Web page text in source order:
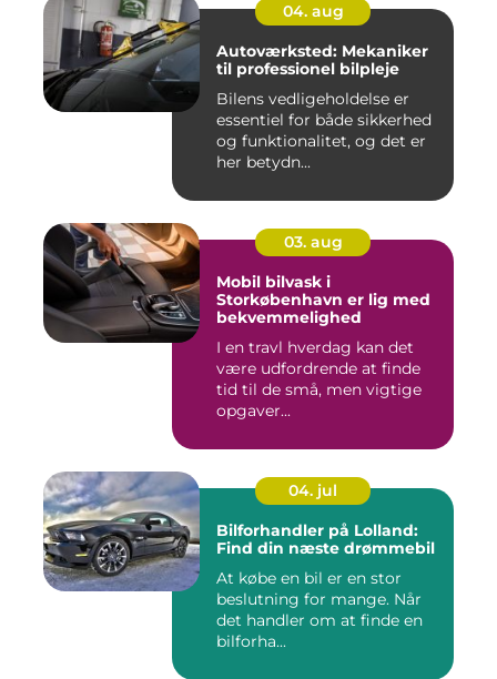
04. aug
Autoværksted: Mekaniker
til professionel bilpleje
Bilens vedligeholdelse er
essentiel for både sikkerhed
og funktionalitet, og det er
her betydn...
03. aug
Mobil bilvask i
Storkøbenhavn er lig med
bekvemmelighed
I en travl hverdag kan det
være udfordrende at finde
tid til de små, men vigtige
opgaver...
04. jul
Bilforhandler på Lolland:
Find din næste drømmebil
At købe en bil er en stor
beslutning for mange. Når
det handler om at finde en
bilforha...